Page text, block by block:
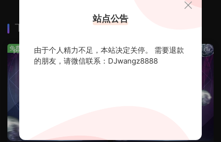
下载排行
Prog House·免费分享
免费 免费分享·轻音乐串烧
免费
站点公告
由于个人精力不足，本站决定关停。 需要退款
的朋友，请微信联系：DJwangz8888